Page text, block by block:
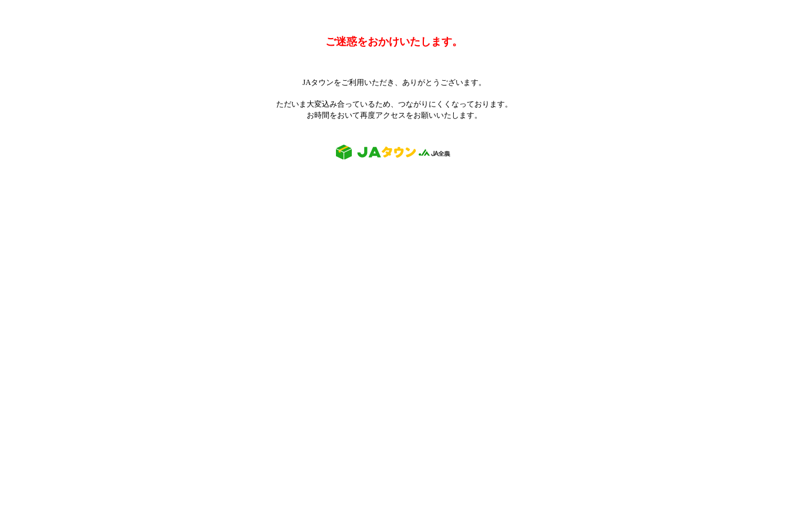
ご迷惑をおかけいたします。
JAタウンをご利用いただき、ありがとうございます。
ただいま大変込み合っているため、つながりにくくなっております。
お時間をおいて再度アクセスをお願いいたします。